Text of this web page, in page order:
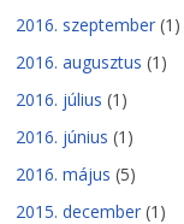
2016. szeptember (1)
2016. augusztus (1)
2016. július (1)
2016. június (1)
2016. május (5)
2015. december (1)